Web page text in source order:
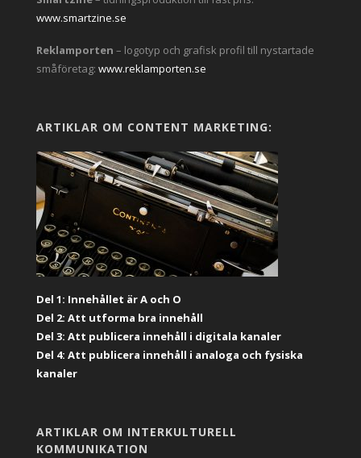
www.smartzine.se
Reklamporten – logotyp och grafisk profil till nystartade
småföretag: www.reklamporten.se
ARTIKLAR OM CONTENT MARKETING:
Del 1: Innehållet är A och O
Del 2: Att utforma bra innehåll
Del 3: Att publicera innehåll i digitala kanaler
Del 4: Att publicera innehåll i analoga och fysiska
kanaler
ARTIKLAR OM INTERKULTURELL
KOMMUNIKATION